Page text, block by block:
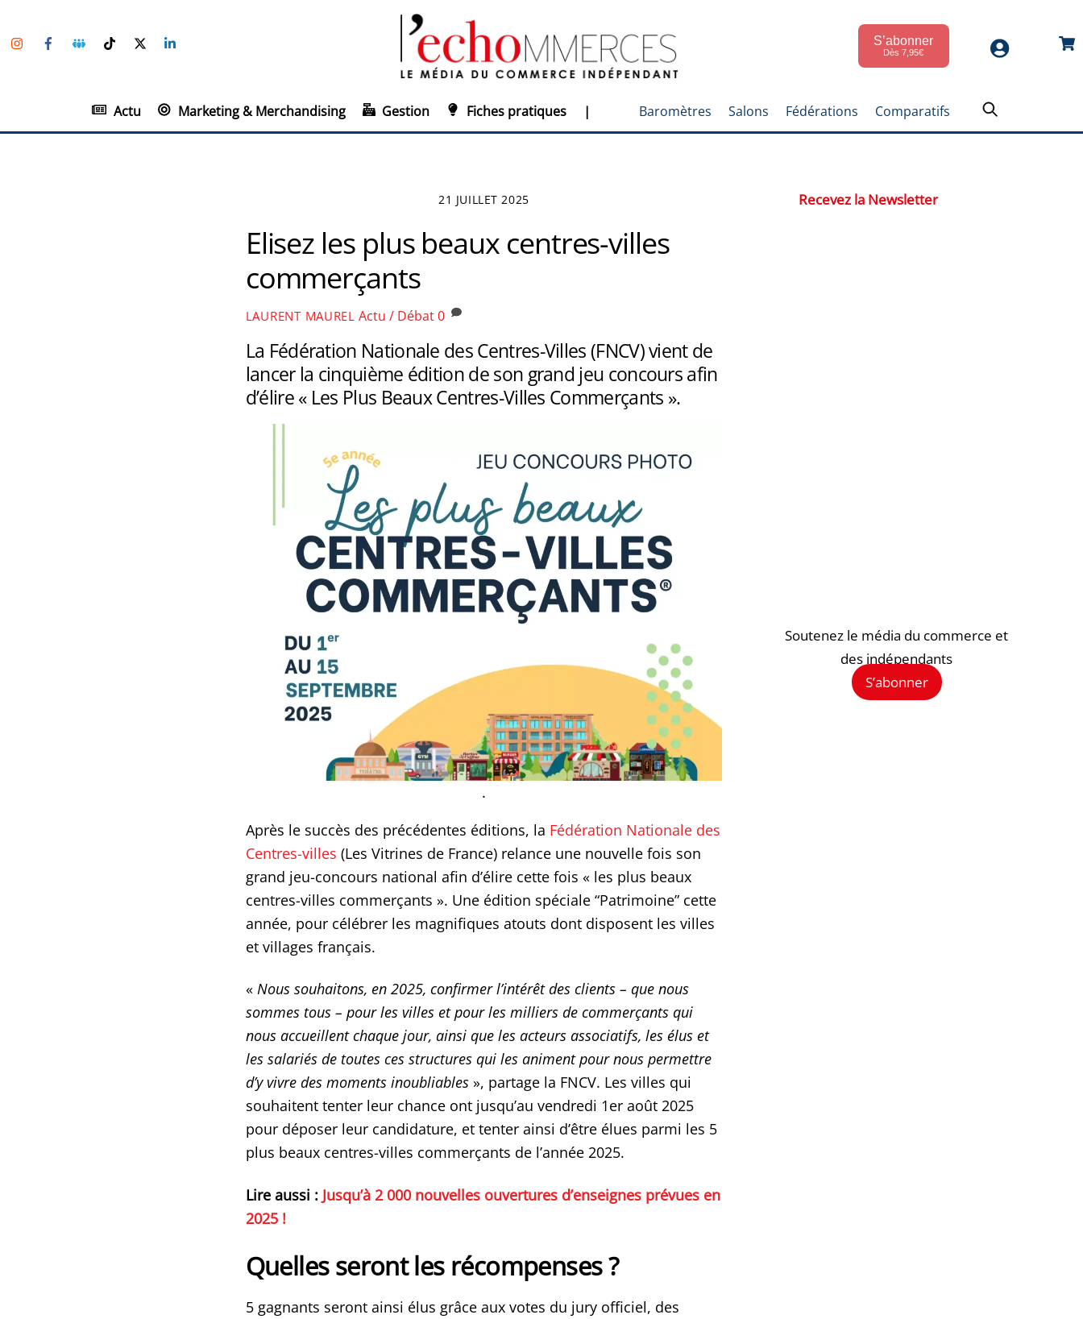
to
InstagramFacebookGroupe
Facebook
TikTokTwitter S’abonner
Dès 7,95€
Actu Marketing & Merchandising Gestion Fiches pratiques | Baromètres Salons Fédérations Comparatifs
21 JUILLET 2025
Elisez les plus beaux centres-villes
commerçants
LAURENT MAUREL Actu / Débat0
La Fédération Nationale des Centres-Villes (FNCV) vient de
lancer la cinquième édition de son grand jeu concours afin
d’élire « Les Plus Beaux Centres-Villes Commerçants ».
.
Après le succès des précédentes éditions, la Fédération Nationale des
Centres-villes (Les Vitrines de France) relance une nouvelle fois son
grand jeu-concours national afin d’élire cette fois « les plus beaux
centres-villes commerçants ». Une édition spéciale “Patrimoine” cette
année, pour célébrer les magnifiques atouts dont disposent les villes
et villages français.
« Nous souhaitons, en 2025, confirmer l’intérêt des clients – que nous
sommes tous – pour les villes et pour les milliers de commerçants qui
nous accueillent chaque jour, ainsi que les acteurs associatifs, les élus et
les salariés de toutes ces structures qui les animent pour nous permettre
d’y vivre des moments inoubliables», partage la FNCV. Les villes qui
souhaitent tenter leur chance ont jusqu’au vendredi 1er août 2025
pour déposer leur candidature, et tenter ainsi d’être élues parmi les 5
plus beaux centres-villes commerçants de l’année 2025.
Lire aussi : Jusqu’à 2 000 nouvelles ouvertures d’enseignes prévues en
2025 !
Quelles seront les récompenses ?
5 gagnants seront ainsi élus grâce aux votes du jury officiel, des
Recevez la Newsletter
Soutenez le média du commerce et
des indépendants
S’abonner